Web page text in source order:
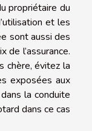
du
et les
sont aussi des
de l’assurance.
chère, évitez la
exposées aux
la conduite
dans ce cas